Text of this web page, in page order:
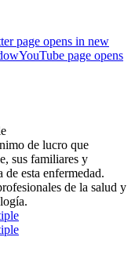
page opens in new
YouTube page opens
de lucro que
sus familiares y
esta enfermedad.
de la salud y